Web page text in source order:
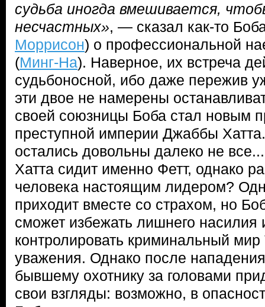
судьба иногда вмешивается,
несчастных», — сказал как-то
Моррисон) о профессиональной
(Минг-На). Наверное, их встреча
судьбоносной, ибо даже пережив
эти двое не намерены
своей союзницы Боба стал новым
преступной империи Джаббы
остались довольны далеко не
Хатта сидит именно Фетт, однако
человека настоящим лидером?
приходит вместе со страхом, но
сможет избежать лишнего насилия
контролировать криминальный
уважения. Однако после
бывшему охотнику за головами
свои взгляды: возможно, в